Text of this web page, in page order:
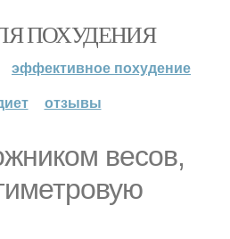
ПОХУДЕНИЯ
эффективное похудение
отзывы
весов,